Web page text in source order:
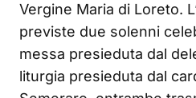
Vergine Maria di Loreto.
previste due solenni
messa presieduta dal
liturgia presieduta dal